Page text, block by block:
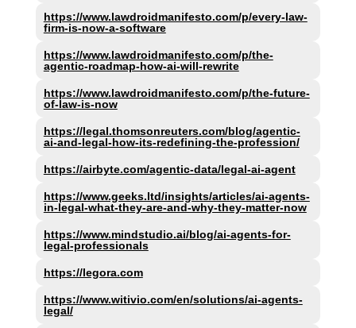
https://www.lawdroidmanifesto.com/p/every-law-
firm-is-now-a-software
https://www.lawdroidmanifesto.com/p/the-
agentic-roadmap-how-ai-will-rewrite
https://www.lawdroidmanifesto.com/p/the-future-
of-law-is-now
https://legal.thomsonreuters.com/blog/agentic-
ai-and-legal-how-its-redefining-the-profession/
https://airbyte.com/agentic-data/legal-ai-agent
https://www.geeks.ltd/insights/articles/ai-agents-
in-legal-what-they-are-and-why-they-matter-now
https://www.mindstudio.ai/blog/ai-agents-for-
legal-professionals
https://legora.com
https://www.witivio.com/en/solutions/ai-agents-
legal/